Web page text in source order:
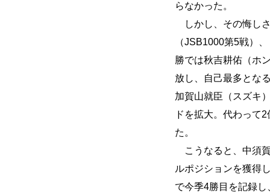
らなかった。
しかし、その悔し
（JSB1000第5戦）
勝では秋吉耕佑（ホ
放し、自己最多とな
加賀山就臣（スズキ
ドを拡大。代わって
た。
こうなると、中須
ルポジションを獲得
で今季4勝目を記録